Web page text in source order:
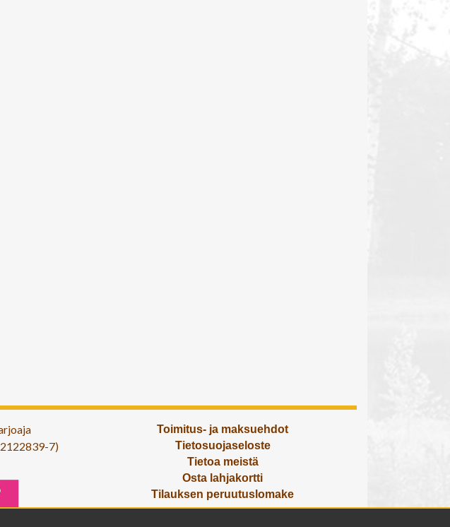
7)
Toimitus- ja maksuehdot
Tietosuojaseloste
Tietoa meistä
Osta lahjakortti
Tilauksen peruutuslomake